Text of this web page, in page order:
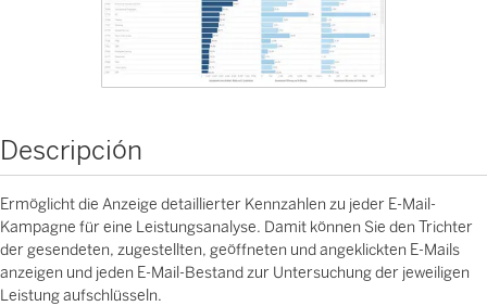
Descripción
Ermöglicht die Anzeige detaillierter Kennzahlen zu jeder E-Mail-
Kampagne für eine Leistungsanalyse. Damit können Sie den Trichter
der gesendeten, zugestellten, geöffneten und angeklickten E-Mails
anzeigen und jeden E-Mail-Bestand zur Untersuchung der jeweiligen
Leistung aufschlüsseln.